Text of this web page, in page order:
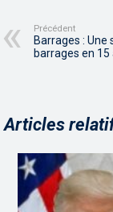
Précédent
Barrages : Une
barrages en 15
Articles